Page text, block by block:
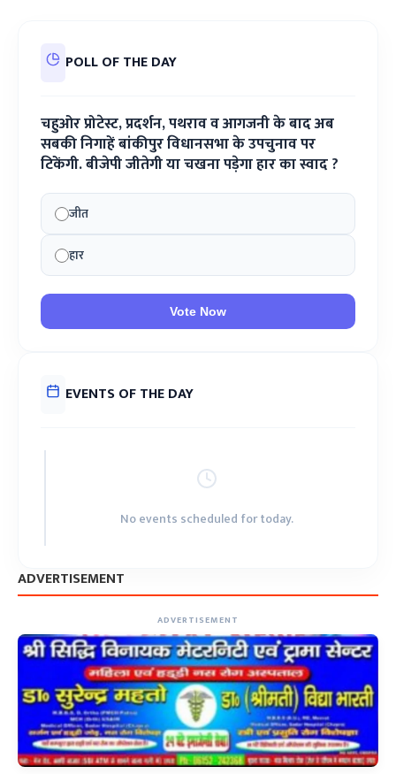
POLL OF THE DAY
चहुओर प्रोटेस्ट, प्रदर्शन, पथराव व आगजनी के बाद अब
सबकी निगाहें बांकीपुर विधानसभा के उपचुनाव पर
टिकेंगी. बीजेपी जीतेगी या चखना पड़ेगा हार का स्वाद ?
जीत
हार
Vote Now
EVENTS OF THE DAY
No events scheduled for today.
ADVERTISEMENT
ADVERTISEMENT